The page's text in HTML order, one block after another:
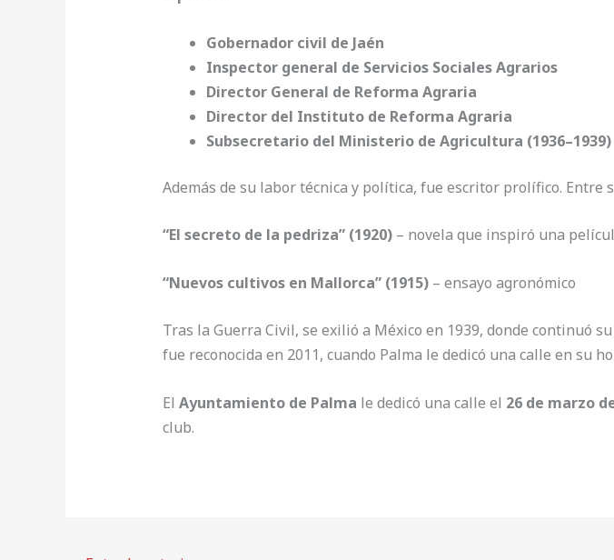
Gobernador civil de Jaén
Inspector general de Servicios Sociales Agrarios
Director General de Reforma Agraria
Director del Instituto de Reforma Agraria
Subsecretario del Ministerio de Agricultura (1936–1939)
Además de su labor técnica y política, fue escritor prolífico. Entre
“El secreto de la pedriza” (1920)– novela que inspiró una
“Nuevos cultivos en Mallorca” (1915)– ensayo agronómico
Tras la Guerra Civil, se exilió a México en 1939, donde continuó
fue reconocida en 2011, cuando Palma le dedicó una calle en su
El Ayuntamiento de Palma le dedicó una calle el 26 de marzo
club.